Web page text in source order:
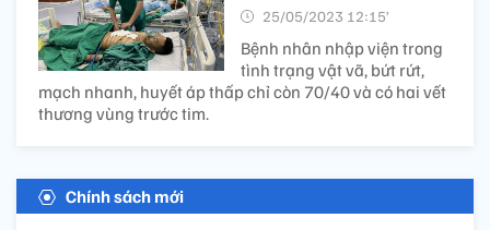
25/05/2023 12:15’
Bệnh nhân nhập viện trong
tình trạng vật vã, bứt rứt,
mạch nhanh, huyết áp thấp chỉ còn 70/40 và có hai vết
thương vùng trước tim.
Chính sách mới